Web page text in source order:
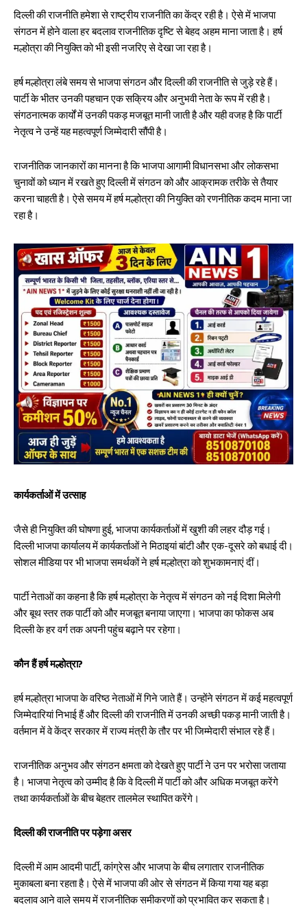
दिल्ली की राजनीति हमेशा से राष्ट्रीय राजनीति का केंद्र रही है। ऐसे में भाजपा
संगठन में होने वाला हर बदलाव राजनीतिक दृष्टि से बेहद अहम माना जाता है। हर्ष
मल्होत्रा की नियुक्ति को भी इसी नजरिए से देखा जा रहा है।
हर्ष मल्होत्रा लंबे समय से भाजपा संगठन और दिल्ली की राजनीति से जुड़े रहे हैं।
पार्टी के भीतर उनकी पहचान एक सक्रिय और अनुभवी नेता के रूप में रही है।
संगठनात्मक कार्यों में उनकी पकड़ मजबूत मानी जाती है और यही वजह है कि पार्टी
नेतृत्व ने उन्हें यह महत्वपूर्ण जिम्मेदारी सौंपी है।
राजनीतिक जानकारों का मानना है कि भाजपा आगामी विधानसभा और लोकसभा
चुनावों को ध्यान में रखते हुए दिल्ली में संगठन को और आक्रामक तरीके से तैयार
करना चाहती है। ऐसे समय में हर्ष मल्होत्रा की नियुक्ति को रणनीतिक कदम माना जा
रहा है।
कार्यकर्ताओं में उत्साह
जैसे ही नियुक्ति की घोषणा हुई, भाजपा कार्यकर्ताओं में खुशी की लहर दौड़ गई।
दिल्ली भाजपा कार्यालय में कार्यकर्ताओं ने मिठाइयां बांटी और एक-दूसरे को बधाई दी।
सोशल मीडिया पर भी भाजपा समर्थकों ने हर्ष मल्होत्रा को शुभकामनाएं दीं।
पार्टी नेताओं का कहना है कि हर्ष मल्होत्रा के नेतृत्व में संगठन को नई दिशा मिलेगी
और बूथ स्तर तक पार्टी को और मजबूत बनाया जाएगा। भाजपा का फोकस अब
दिल्ली के हर वर्ग तक अपनी पहुंच बढ़ाने पर रहेगा।
कौन हैं हर्ष मल्होत्रा?
हर्ष मल्होत्रा भाजपा के वरिष्ठ नेताओं में गिने जाते हैं। उन्होंने संगठन में कई महत्वपूर्ण
जिम्मेदारियां निभाई हैं और दिल्ली की राजनीति में उनकी अच्छी पकड़ मानी जाती है।
वर्तमान में वे केंद्र सरकार में राज्य मंत्री के तौर पर भी जिम्मेदारी संभाल रहे हैं।
राजनीतिक अनुभव और संगठन क्षमता को देखते हुए पार्टी ने उन पर भरोसा जताया
है। भाजपा नेतृत्व को उम्मीद है कि वे दिल्ली में पार्टी को और अधिक मजबूत करेंगे
तथा कार्यकर्ताओं के बीच बेहतर तालमेल स्थापित करेंगे।
दिल्ली की राजनीति पर पड़ेगा असर
दिल्ली में आम आदमी पार्टी, कांग्रेस और भाजपा के बीच लगातार राजनीतिक
मुकाबला बना रहता है। ऐसे में भाजपा की ओर से संगठन में किया गया यह बड़ा
बदलाव आने वाले समय में राजनीतिक समीकरणों को प्रभावित कर सकता है।